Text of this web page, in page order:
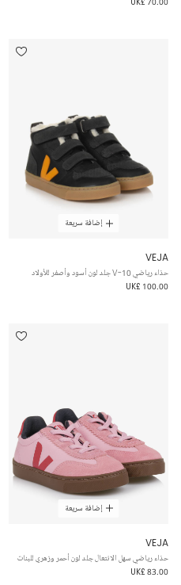
إضافة سريعة
VEJA
حذاء رياضي V-10 جلد لون أسود وأصفر للأولاد
UK£ 100.00
إضافة سريعة
VEJA
حذاء رياضي سهل الانتعال جلد لون أحمر وزهري للبنات
UK£ 83.00